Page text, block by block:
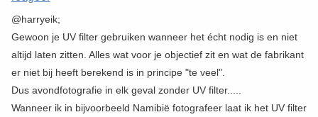
@harryeik;
Gewoon je UV filter gebruiken wanneer het écht nodig is en niet
altijd laten zitten. Alles wat voor je objectief zit en wat de fabrikant
er niet bij heeft berekend is in principe "te veel".
Dus avondfotografie in elk geval zonder UV filter.....
Wanneer ik in bijvoorbeeld Namibië fotografeer laat ik het UV filter